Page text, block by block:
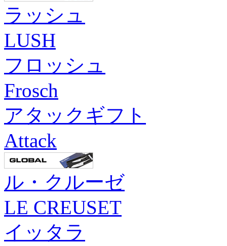
ラッシュ
LUSH
フロッシュ
Frosch
アタックギフト
Attack
ル・クルーゼ
LE CREUSET
イッタラ